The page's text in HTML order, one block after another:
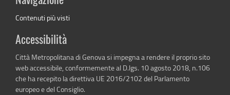
Contenuti più visti
Accessibilità
Città Metropolitana di Genova si impegna a rendere il proprio sito
web accessibile, conformemente al D.lgs. 10 agosto 2018, n.106
che ha recepito la direttiva UE 2016/2102 del Parlamento
europeo e del Consiglio.